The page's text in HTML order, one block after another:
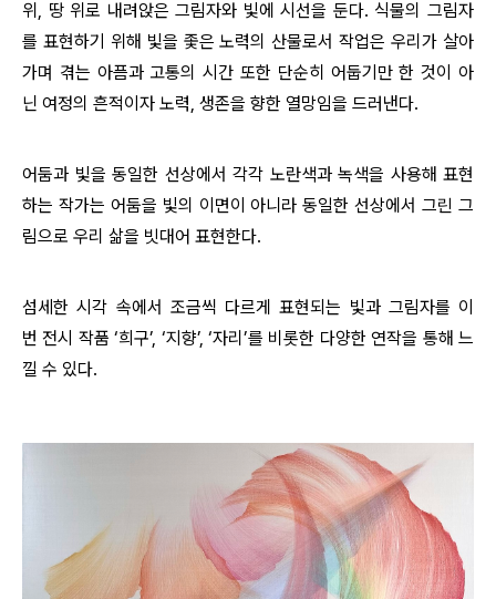
위, 땅 위로 내려앉은 그림자와 빛에 시선을 둔다. 식물의 그림자
를 표현하기 위해 빛을 좇은 노력의 산물로서 작업은 우리가 살아
가며 겪는 아픔과 고통의 시간 또한 단순히 어둡기만 한 것이 아
닌 여정의 흔적이자 노력, 생존을 향한 열망임을 드러낸다.
어둠과 빛을 동일한 선상에서 각각 노란색과 녹색을 사용해 표현
하는 작가는 어둠을 빛의 이면이 아니라 동일한 선상에서 그린 그
림으로 우리 삶을 빗대어 표현한다.
섬세한 시각 속에서 조금씩 다르게 표현되는 빛과 그림자를 이
번 전시 작품‘희구’, ‘지향’,‘자리’를 비롯한 다양한 연작을 통해 느
낄 수 있다.